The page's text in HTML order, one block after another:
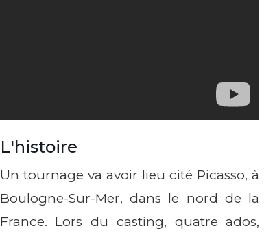
L'histoire
Un tournage va avoir lieu cité Picasso, à
Boulogne-Sur-Mer, dans le nord de la
France. Lors du casting, quatre ados,